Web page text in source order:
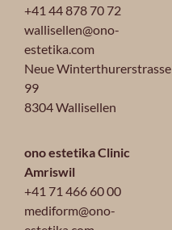
+41 44 878 70 72
wallisellen@ono-
estetika.com
Neue Winterthurerstrasse
99
8304 Wallisellen
ono estetika Clinic
Amriswil
+41 71 466 60 00
mediform@ono-